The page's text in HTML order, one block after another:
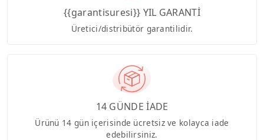
{{garantisuresi}} YIL GARANTİ
Üretici/distribütör garantilidir.
14 GÜNDE İADE
Ürünü 14 gün içerisinde ücretsiz ve kolayca iade
edebilirsiniz.